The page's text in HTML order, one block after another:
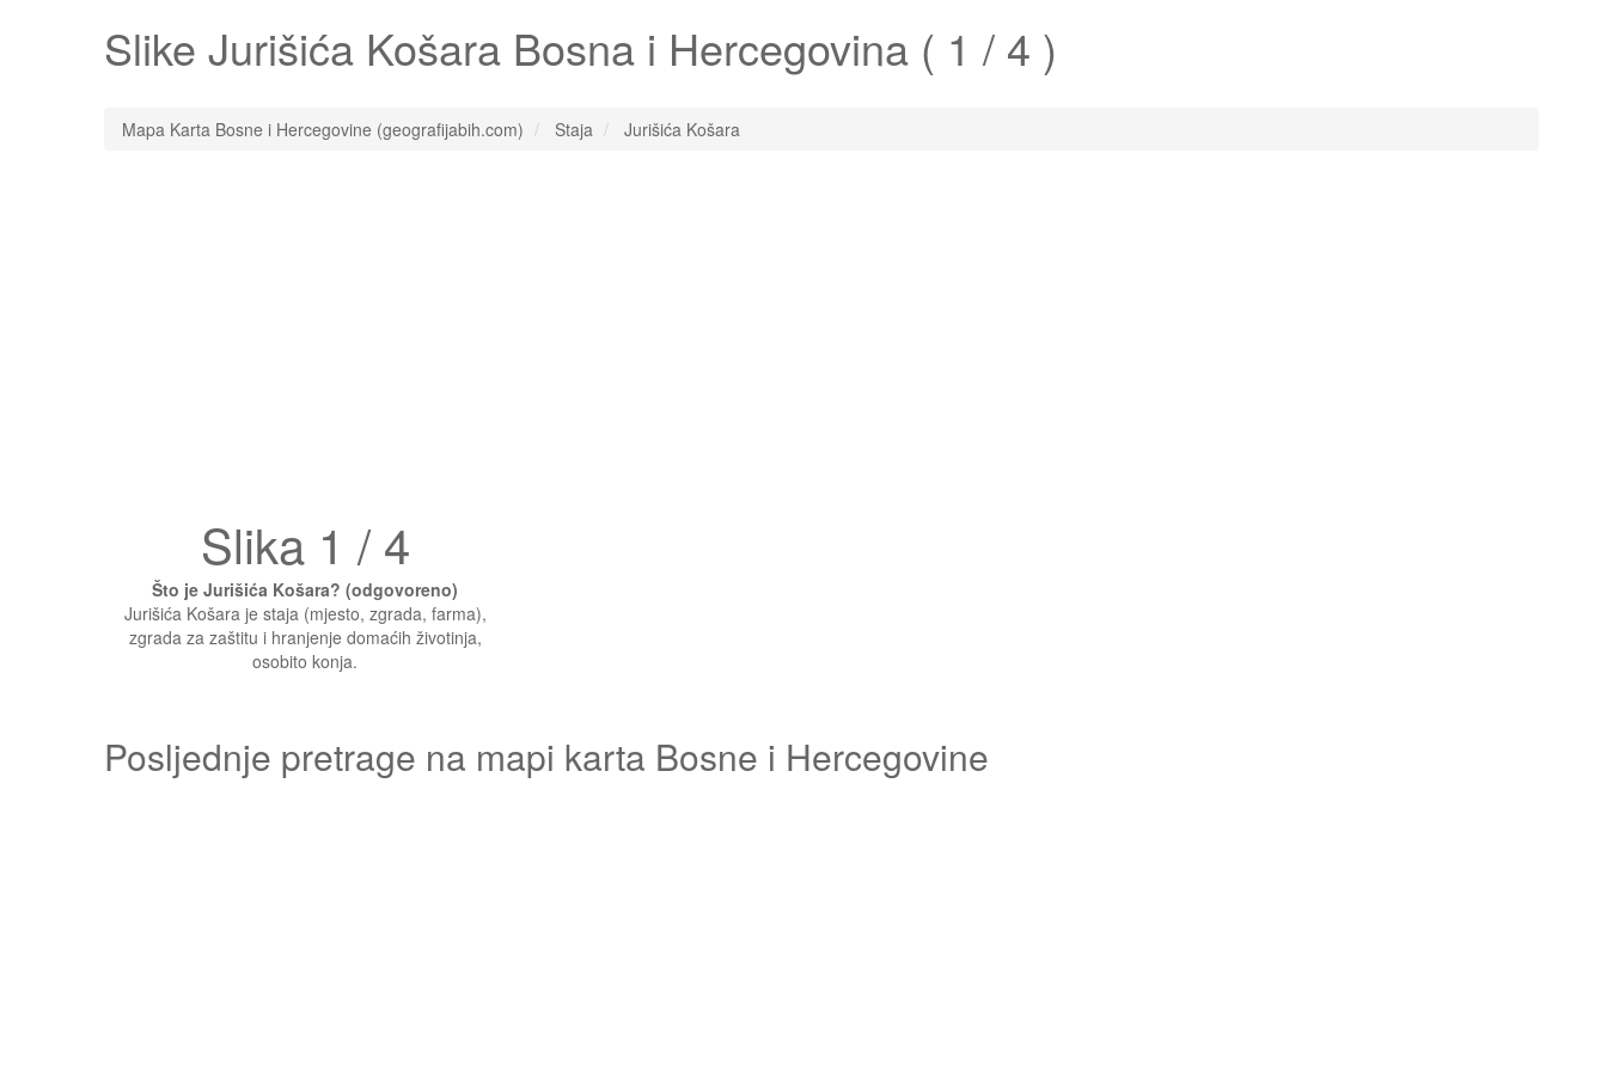
Slike Jurišića Košara Bosna i Hercegovina ( 1 / 4 )
Mapa Karta Bosne i Hercegovine (geografijabih.com) Staja Jurišića Košara
Slika 1 / 4
Što je Jurišića Košara? (odgovoreno)
Jurišića Košara je staja (mjesto, zgrada, farma),
zgrada za zaštitu i hranjenje domaćih životinja,
osobito konja.
Posljednje pretrage na mapi karta Bosne i Hercegovine